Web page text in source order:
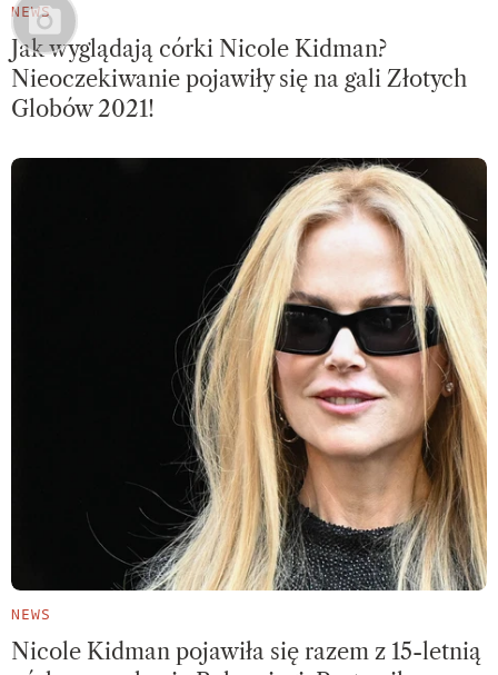
NEWS
Jak wyglądają córki Nicole Kidman?
Nieoczekiwanie pojawiły się na gali Złotych
Globów 2021!
NEWS
Nicole Kidman pojawiła się razem z 15-letnią